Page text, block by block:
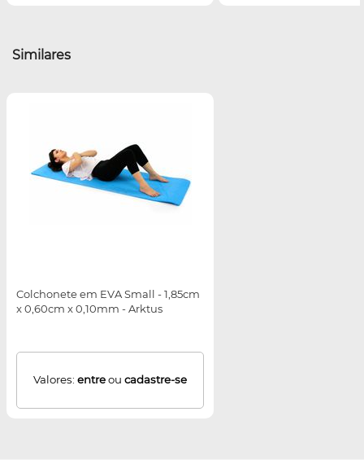
Similares
Colchonete em EVA Small - 1,85cm
x 0,60cm x 0,10mm - Arktus
Valores: entreou cadastre-se